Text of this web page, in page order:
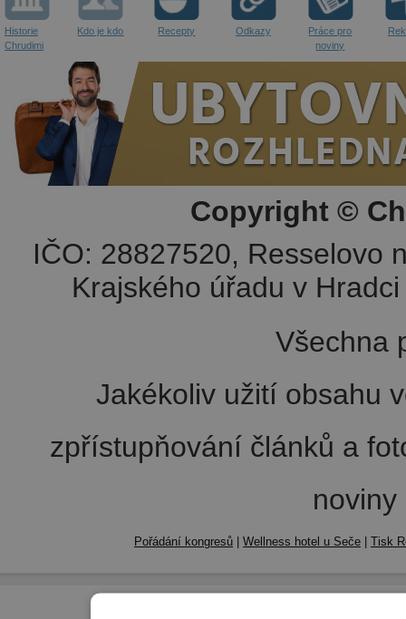
Historie
Chrudimi
Kdo je kdo Recepty Odkazy
Práce pro
noviny
Copyright ©
IČO: 28827520, Resselovo
Krajského úřadu v
Všechna
Jakékoliv užití obsahu
zpřístupňování článků a
Pořádání kongresů Wellness hotel u Seče Tisk